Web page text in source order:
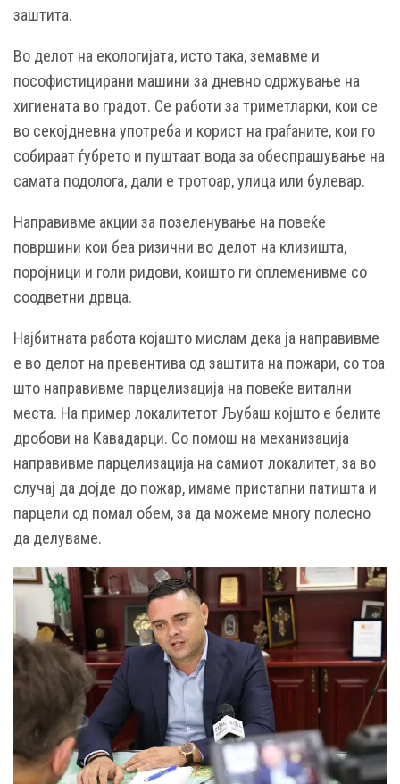
заштита.
Во делот на екологијата, исто така, земавме и
пософистицирани машини за дневно одржување на
хигиената во градот. Се работи за триметларки, кои се
во секојдневна употреба и корист на граѓаните, кои го
собираат ѓубрето и пуштаат вода за обеспрашување на
самата подолога, дали е тротоар, улица или булевар.
Направивме акции за позеленување на повеќе
површини кои беа ризични во делот на клизишта,
поројници и голи ридови, коишто ги оплеменивме со
соодветни дрвца.
Најбитната работа којашто мислам дека ја направивме
е во делот на превентива од заштита на пожари, со тоа
што направивме парцелизација на повеќе витални
места. На пример локалитетот Љубаш којшто е белите
дробови на Кавадарци. Со помош на механизација
направивме парцелизација на самиот локалитет, за во
случај да дојде до пожар, имаме пристапни патишта и
парцели од помал обем, за да можеме многу полесно
да делуваме.